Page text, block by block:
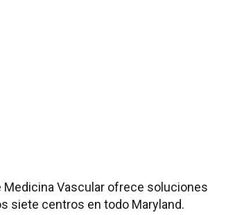
Medicina Vascular ofrece soluciones
siete centros en todo Maryland.